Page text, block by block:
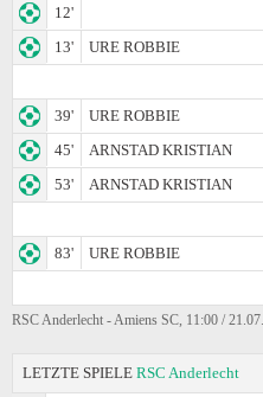
12'
13'
URE ROBBIE
39'
URE ROBBIE
45'
ARNSTAD KRISTIAN
53'
ARNSTAD KRISTIAN
83'
URE ROBBIE
RSC Anderlecht - Amiens SC, 11:00 /
LETZTE SPIELE RSC Anderlecht